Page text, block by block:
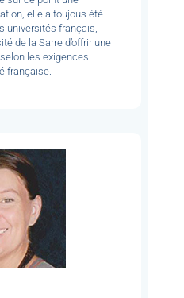
elle a toujous été
universités français,
de la Sarre d’offrir une
les exigences
française.